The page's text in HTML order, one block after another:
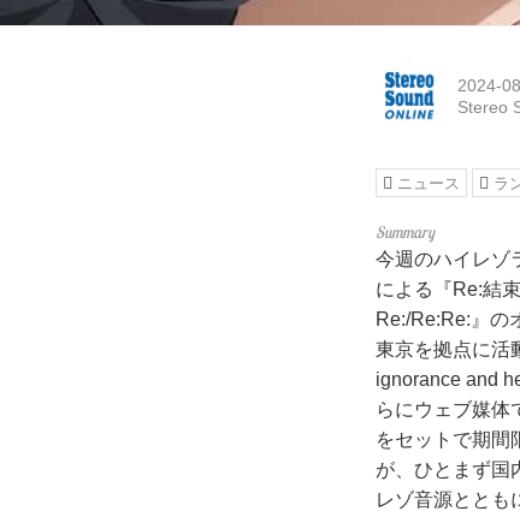
2024-
Stereo
ニュース ラ
今週のハイレゾ
による『Re:結
Re:/Re:Re:』の
東京を拠点に活
ignorance and
らにウェブ媒体
をセットで期間
が、ひとまず国
レゾ音源ととも